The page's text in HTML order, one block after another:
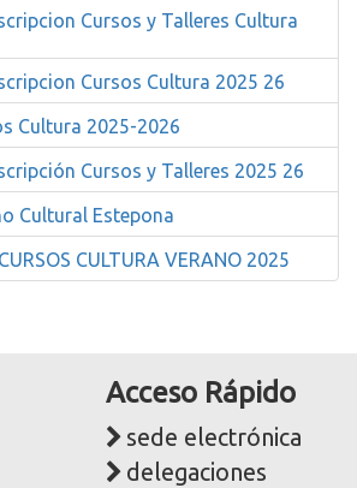
Cursos y Talleres Cultura
Cursos Cultura 2025 26
Cultura 2025-2026
Cursos y Talleres 2025 26
Cultural Estepona
CULTURA VERANO 2025
Acceso Rápido
sede electrónica
delegaciones